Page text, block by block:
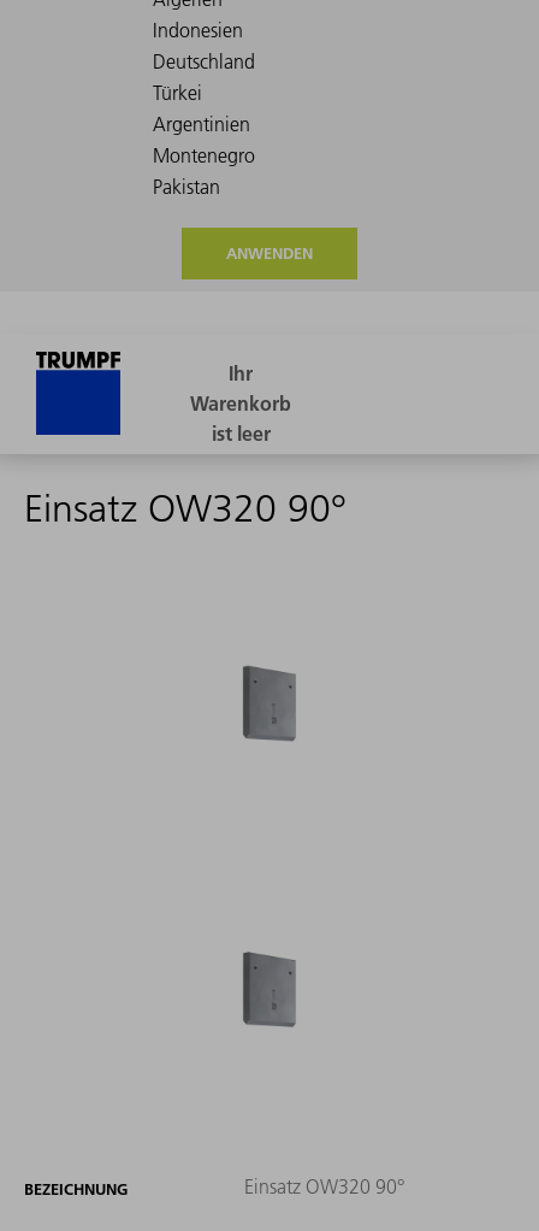
ANWENDEN
Einsatz OW320 90°
BEZEICHNUNG Einsatz OW320 90°